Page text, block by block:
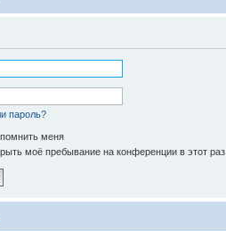
пароль?
меня
моё пребывание на конференции в этот раз